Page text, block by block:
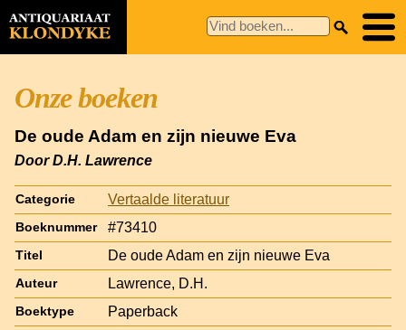
Onze boeken
De oude Adam en zijn nieuwe Eva
Door D.H. Lawrence
Categorie Vertaalde literatuur
Boeknummer #73410
Titel De oude Adam en zijn nieuwe Eva
Auteur Lawrence, D.H.
Boektype Paperback